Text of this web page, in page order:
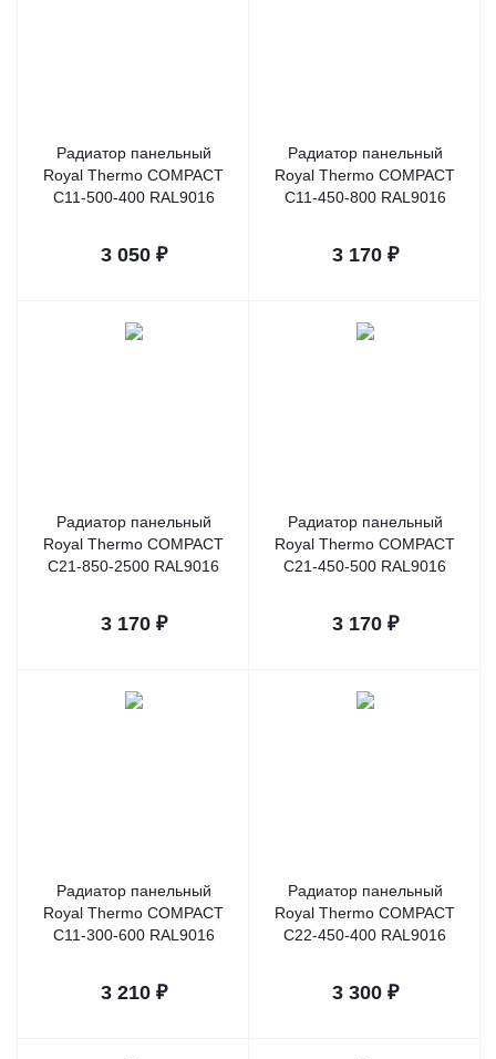
Радиатор панельный
Royal Thermo COMPACT
C11-500-400 RAL9016
3 050₽
Радиатор панельный
Royal Thermo COMPACT
C11-450-800 RAL9016
3 170₽
Радиатор панельный
Royal Thermo COMPACT
C21-850-2500 RAL9016
3 170₽
Радиатор панельный
Royal Thermo COMPACT
C21-450-500 RAL9016
3 170₽
Радиатор панельный
Royal Thermo COMPACT
C11-300-600 RAL9016
3 210₽
Радиатор панельный
Royal Thermo COMPACT
C22-450-400 RAL9016
3 300₽